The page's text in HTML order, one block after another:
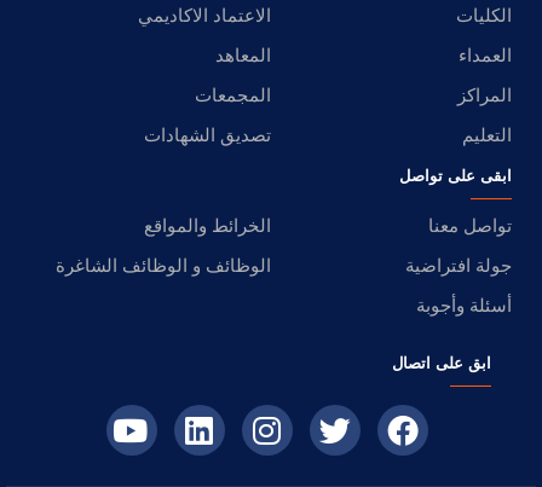
الكليات
الاعتماد الاكاديمي
العمداء
المعاهد
المراكز
المجمعات
التعليم
تصديق الشهادات
ابقى على تواصل
تواصل معنا
الخرائط والمواقع
جولة افتراضية
الوظائف و الوظائف الشاغرة
أسئلة وأجوبة
ابق على اتصال